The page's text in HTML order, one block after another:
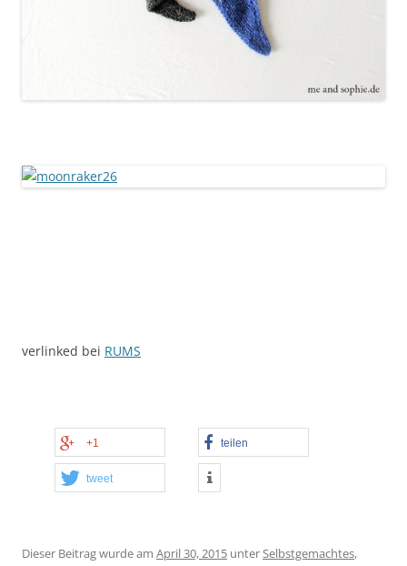
verlinked bei RUMS
+1 teilen
tweet
Dieser Beitrag wurde am April 30, 2015 unterSelbstgemachtes,